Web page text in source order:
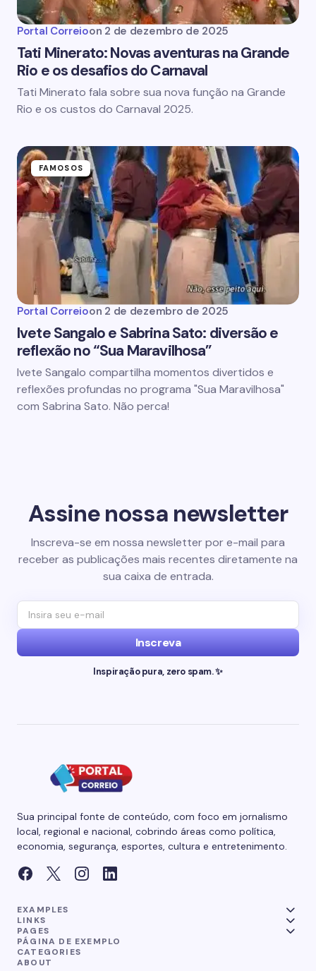
Portal Correioon 2 de dezembro de 2025
Tati Minerato: Novas aventuras na Grande
Rio e os desafios do Carnaval
Tati Minerato fala sobre sua nova função na Grande
Rio e os custos do Carnaval 2025.
FAMOSOS
Portal Correioon 2 de dezembro de 2025
Ivete Sangalo e Sabrina Sato: diversão e
reflexão no “Sua Maravilhosa”
Ivete Sangalo compartilha momentos divertidos e
reflexões profundas no programa "Sua Maravilhosa"
com Sabrina Sato. Não perca!
Assine nossa newsletter
Inscreva-se em nossa newsletter por e-mail para
receber as publicações mais recentes diretamente na
sua caixa de entrada.
Inscreva
Inspiração pura, zero spam. ✨
Sua principal fonte de conteúdo, com foco em jornalismo
local, regional e nacional, cobrindo áreas como política,
economia, segurança, esportes, cultura e entretenimento.
EXAMPLES
LINKS
PAGES
PÁGINA DE EXEMPLO
CATEGORIES
ABOUT